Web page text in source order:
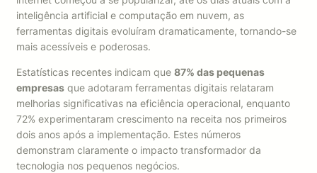
inteligência artificial e computação em nuvem, as
ferramentas digitais evoluíram dramaticamente, tornando-se
mais acessíveis e poderosas.
Estatísticas recentes indicam que 87% das pequenas
empresas que adotaram ferramentas digitais relataram
melhorias significativas na eficiência operacional, enquanto
72% experimentaram crescimento na receita nos primeiros
dois anos após a implementação. Estes números
demonstram claramente o impacto transformador da
tecnologia nos pequenos negócios.